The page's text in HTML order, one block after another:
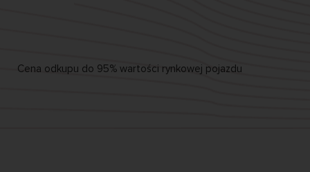
Cena odkupu do 95% wartości rynkowej pojazdu